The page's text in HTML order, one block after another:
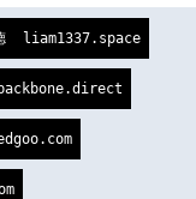
liam1337.space